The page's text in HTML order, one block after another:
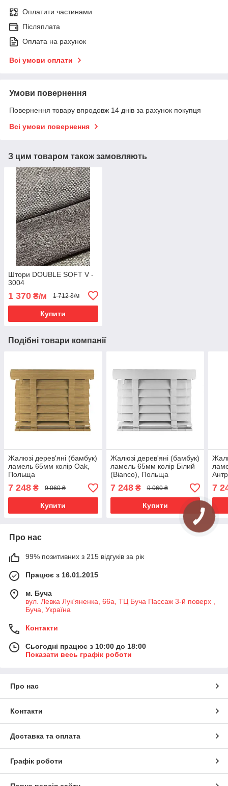
Оплатити частинами
Післяплата
Оплата на рахунок
Всі умови оплати
Умови повернення
Повернення товару впродовж 14 днів за рахунок покупця
Всі умови повернення
З цим товаром також замовляють
Штори DOUBLE SOFT V -
3004
1 370 ₴/м 1 712 ₴/м
Купити
Подібні товари компанії
Жалюзі дерев'яні (бамбук)
ламель 65мм колір Oak,
Польща
7 248 ₴ 9 060 ₴
Купити
Жалюзі дерев'яні (бамбук)
ламель 65мм колір Білий
(Bianco), Польща
7 248₴ 9 060 ₴
Купити
7
Про нас
99% позитивних з 215 відгуків за рік
Працює з 16.01.2015
м. Буча
вул. Левка Лук'яненка, 66а, ТЦ Буча Пассаж 3-й поверх ,
Буча, Україна
Контакти
Сьогодні працює з 10:00 до 18:00
Показати весь графік роботи
Про нас
Контакти
Доставка та оплата
Графік роботи